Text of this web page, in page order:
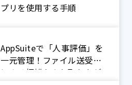
プリを使用する手順
AppSuiteで「人事評価」を
一元管理！ファイル送受信
による煩雑なやり取りをゼ